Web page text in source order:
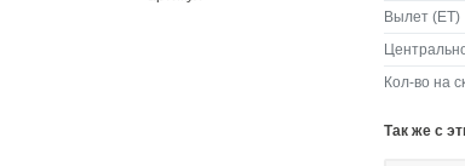
Вылет (ET)
Кол-во на
Так же c